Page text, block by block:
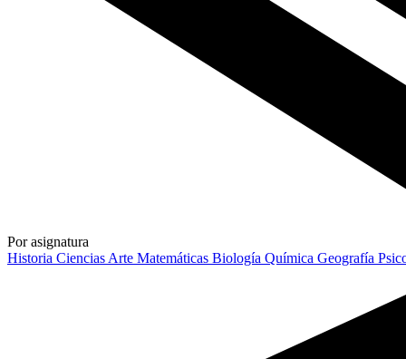
Por asignatura
Historia Ciencias Arte Matemáticas Biología Química Geografía